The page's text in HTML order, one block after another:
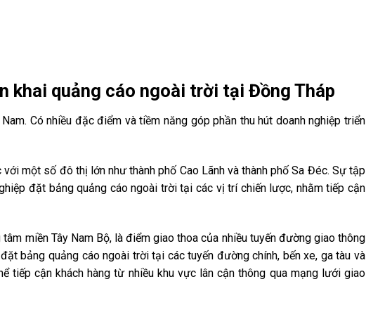
khai quảng cáo ngoài trời tại Đồng Tháp
Có nhiều đặc điểm và tiềm năng góp phần thu hút doanh nghiệp triển
một số đô thị lớn như thành phố Cao Lãnh và thành phố Sa Đéc. Sự tập
đặt bảng quảng cáo ngoài trời tại các vị trí chiến lược, nhằm tiếp cận
miền Tây Nam Bộ, là điểm giao thoa của nhiều tuyến đường giao thông
bảng quảng cáo ngoài trời tại các tuyến đường chính, bến xe, ga tàu và
tiếp cận khách hàng từ nhiều khu vực lân cận thông qua mạng lưới giao